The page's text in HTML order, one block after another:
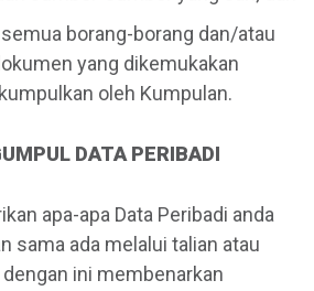
borang-borang dan/atau
yang dikemukakan
oleh Kumpulan.
DATA PERIBADI
apa-apa Data Peribadi anda
sama ada melalui talian atau
ini membenarkan